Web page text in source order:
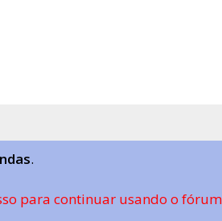
.
para continuar usando o